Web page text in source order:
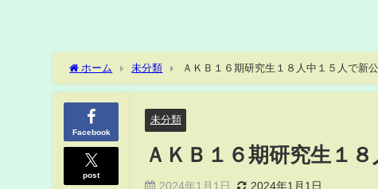
ホーム 未分類 ＡＫＢ１６期研究生１８人中１５人で新
Facebook
post
未分類
ＡＫＢ１６期研究生１
2024年1月1日 2024年1月1日